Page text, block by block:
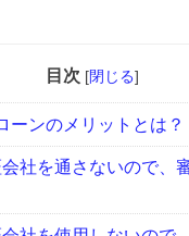
目次 [閉じる]
ーンのメリットとは？
会社を通さないので、